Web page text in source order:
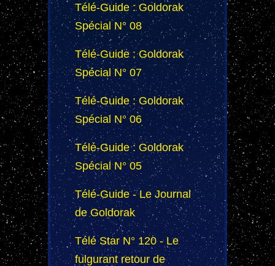
Télé-Guide : Goldorak
Spécial N° 08
Télé-Guide : Goldorak
Spécial N° 07
Télé-Guide : Goldorak
Spécial N° 06
Télé-Guide : Goldorak
Spécial N° 05
Télé-Guide - Le Journal
de Goldorak
Télé Star N° 120 - Le
fulgurant retour de